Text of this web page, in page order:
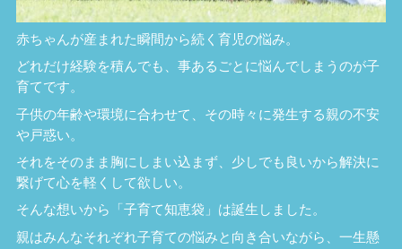
赤ちゃんが産まれた瞬間から続く育児の悩み。
どれだけ経験を積んでも、事あるごとに悩んでしまうのが子
育てです。
子供の年齢や環境に合わせて、その時々に発生する親の不安
や戸惑い。
それをそのまま胸にしまい込まず、少しでも良いから解決に
繋げて心を軽くして欲しい。
そんな想いから「子育て知恵袋」は誕生しました。
親はみんなそれぞれ子育ての悩みと向き合いながら、一生懸